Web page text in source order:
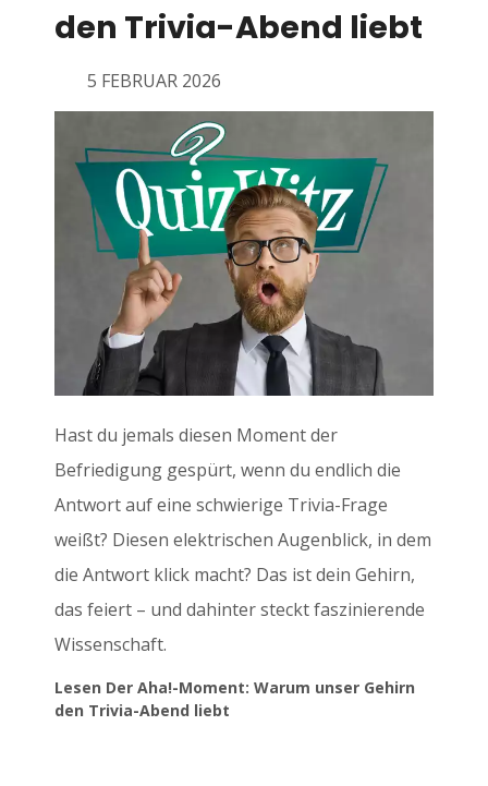
den Trivia-Abend liebt
5 FEBRUAR 2026
Hast du jemals diesen Moment der
Befriedigung gespürt, wenn du endlich die
Antwort auf eine schwierige Trivia-Frage
weißt? Diesen elektrischen Augenblick, in dem
die Antwort klick macht? Das ist dein Gehirn,
das feiert – und dahinter steckt faszinierende
Wissenschaft.
Lesen Der Aha!-Moment: Warum unser Gehirn
den Trivia-Abend liebt